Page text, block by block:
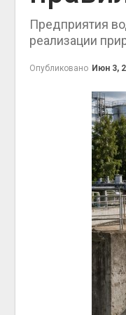
Предприятия
реализации
Опубликовано Июн 3,